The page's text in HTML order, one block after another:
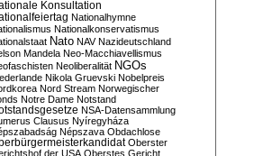
Konsultation
Nationalhymne
Nationalkonservatismus
Nato NAV Nazideutschland
Mandela Neo-Macchiavellismus
Neoliberalität NGOs
Nikola Gruevski Nobelpreis
Nord Stream Norwegischer
Notre Dame Notstand
NSA-Datensammlung
Clausus Nyíregyháza
Népszava Obdachlose
Oberster
der USA Oberstes Gericht